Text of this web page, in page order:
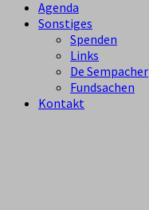
Agenda
Sonstiges
Spenden
Links
De Sempacher
Fundsachen
Kontakt